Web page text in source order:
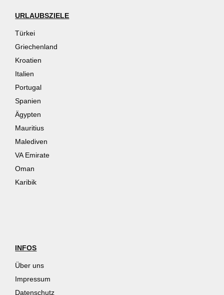
URLAUBSZIELE
Türkei
Griechenland
Kroatien
Italien
Portugal
Spanien
Ägypten
Mauritius
Malediven
VA Emirate
Oman
Karibik
INFOS
Über uns
Impressum
Datenschutz